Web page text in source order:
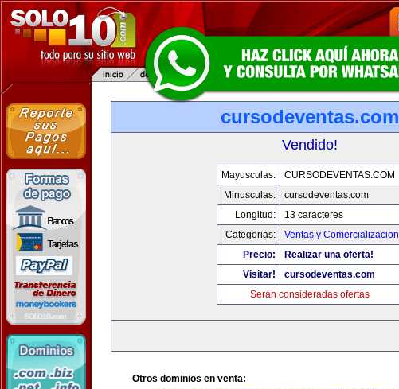
cursodeventas.com
Vendido!
Mayusculas:
CURSODEVENTAS.COM
Minusculas:
cursodeventas.com
Longitud:
13 caracteres
Categorias:
Ventas y Comercializacion
Precio:
Realizar una oferta!
Visitar!
cursodeventas.com
Serán consideradas ofertas
Otros dominios en venta: